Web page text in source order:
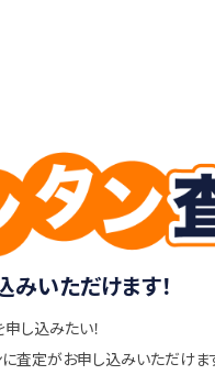
いただけます！
し込みたい！
査定がお申し込みいただけま